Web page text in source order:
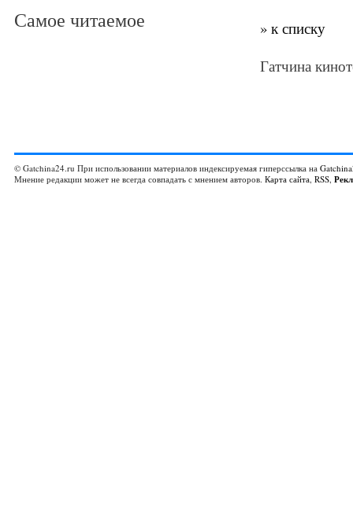
Самое читаемое
» к списку
Гатчина
© Gatchina24.ru При использовании материалов индексируемая гиперссылка на
Мнение редакции может не всегда совпадать с мнением авторов. Карта сайта, RSS,